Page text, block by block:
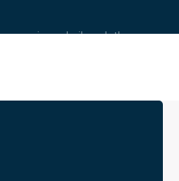
osebnih podatkov.